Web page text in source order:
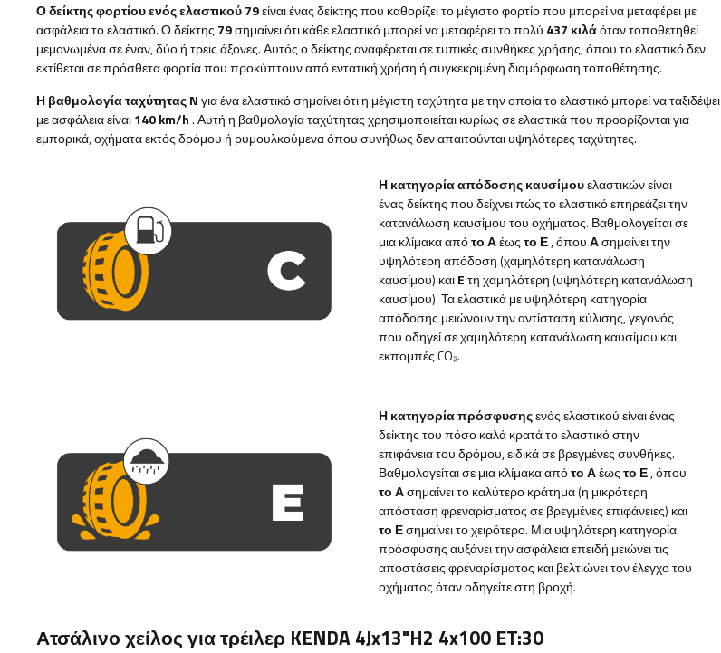
Ο δείκτης φορτίου ενός ελαστικού 79είναι ένας δείκτης που καθορίζει το μέγιστο φορτίο που μπορεί να μεταφέρει με
ασφάλεια το ελαστικό. Ο δείκτης 79σημαίνει ότι κάθε ελαστικό μπορεί να μεταφέρει το πολύ 437 κιλάόταν τοποθετηθεί
μεμονωμένα σε έναν, δύο ή τρεις άξονες. Αυτός ο δείκτης αναφέρεται σε τυπικές συνθήκες χρήσης, όπου το ελαστικό δεν
εκτίθεται σε πρόσθετα φορτία που προκύπτουν από εντατική χρήση ή συγκεκριμένη διαμόρφωση τοποθέτησης.
Η βαθμολογία ταχύτητας Nγια ένα ελαστικό σημαίνει ότι η μέγιστη ταχύτητα με την οποία το ελαστικό μπορεί να ταξιδέψει
με ασφάλεια είναι140 km/h. Αυτή η βαθμολογία ταχύτητας χρησιμοποιείται κυρίως σε ελαστικά που προορίζονται για
εμπορικά, οχήματα εκτός δρόμου ή ρυμουλκούμενα όπου συνήθως δεν απαιτούνται υψηλότερες ταχύτητες.
Η κατηγορία απόδοσης καυσίμουελαστικών είναι
ένας δείκτης που δείχνει πώς το ελαστικό επηρεάζει την
κατανάλωση καυσίμου του οχήματος. Βαθμολογείται σε
μια κλίμακα απότο Αέωςτο Ε, όπουΑσημαίνει την
υψηλότερη απόδοση (χαμηλότερη κατανάλωση
καυσίμου) καιEτη χαμηλότερη (υψηλότερη κατανάλωση
καυσίμου). Τα ελαστικά με υψηλότερη κατηγορία
απόδοσης μειώνουν την αντίσταση κύλισης, γεγονός
που οδηγεί σε χαμηλότερη κατανάλωση καυσίμου και
εκπομπές CO₂.
Η κατηγορία πρόσφυσηςενός ελαστικού είναι ένας
δείκτης του πόσο καλά κρατά το ελαστικό στην
επιφάνεια του δρόμου, ειδικά σε βρεγμένες συνθήκες.
Βαθμολογείται σε μια κλίμακα απότο Αέωςτο Ε, όπου
το Ασημαίνει το καλύτερο κράτημα (η μικρότερη
απόσταση φρεναρίσματος σε βρεγμένες επιφάνειες) και
το Εσημαίνει το χειρότερο. Μια υψηλότερη κατηγορία
πρόσφυσης αυξάνει την ασφάλεια επειδή μειώνει τις
αποστάσεις φρεναρίσματος και βελτιώνει τον έλεγχο του
οχήματος όταν οδηγείτε στη βροχή.
Ατσάλινο χείλος για τρέιλερ KENDA 4Jx13"H2 4x100 ET:30